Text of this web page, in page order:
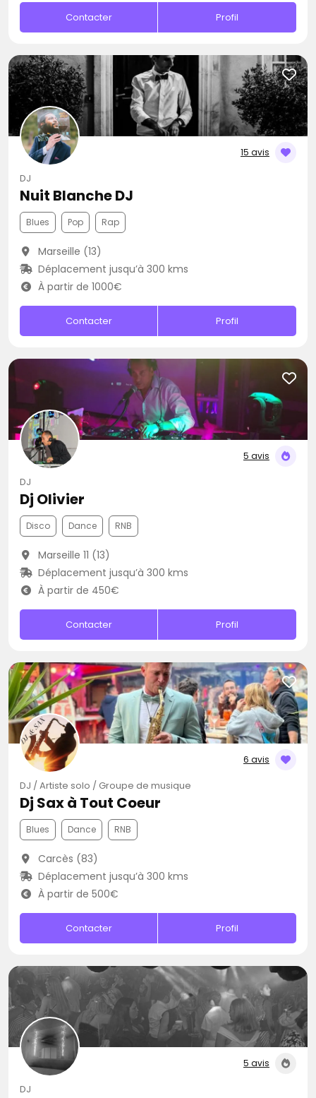
Contacter Profil
15 avis
DJ
Nuit Blanche DJ
Blues Pop Rap
Marseille (13)
Déplacement jusqu’à 300 kms
À partir de 1000€
Contacter Profil
5 avis
DJ
Dj Olivier
Disco Dance RNB
Marseille 11 (13)
Déplacement jusqu’à 300 kms
À partir de 450€
Contacter Profil
6 avis
DJ / Artiste solo / Groupe de musique
Dj Sax à Tout Coeur
Blues Dance RNB
Carcès (83)
Déplacement jusqu’à 300 kms
À partir de 500€
Contacter Profil
5 avis
DJ